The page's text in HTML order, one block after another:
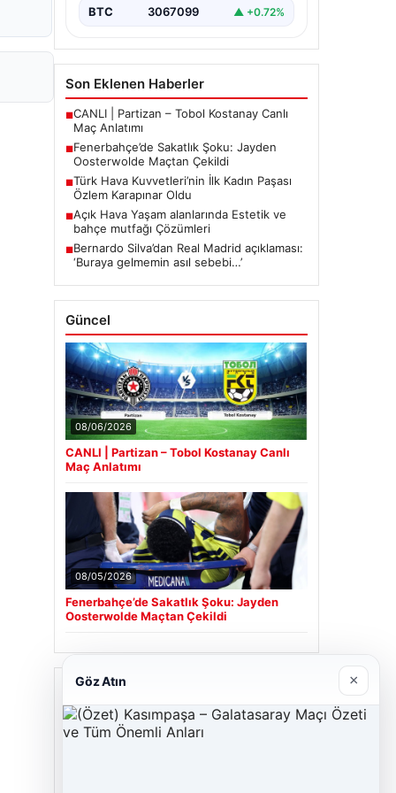
BTC 3067099 ▲ +0.72%
Son Eklenen Haberler
■CANLI | Partizan – Tobol Kostanay Canlı
Maç Anlatımı
■Fenerbahçe’de Sakatlık Şoku: Jayden
Oosterwolde Maçtan Çekildi
■Türk Hava Kuvvetleri’nin İlk Kadın Paşası
Özlem Karapınar Oldu
■Açık Hava Yaşam alanlarında Estetik ve
bahçe mutfağı Çözümleri
■Bernardo Silva’dan Real Madrid açıklaması:
‘Buraya gelmemin asıl sebebi…’
Güncel
08/06/2026
CANLI | Partizan – Tobol Kostanay Canlı
Maç Anlatımı
08/05/2026
Fenerbahçe’de Sakatlık Şoku: Jayden
Oosterwolde Maçtan Çekildi
Son Eklenen Firmalar
Cengiz Sigorta
Göz Atın ×